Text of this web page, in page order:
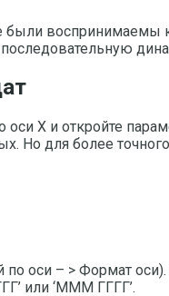
были воспринимаемы
оси X и откройте
Но для более
оси – > Формат
или ‘МММ ГГГГ’.